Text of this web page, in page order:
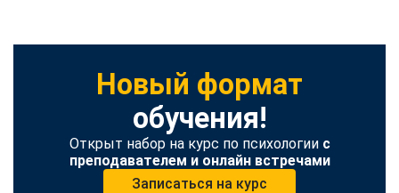
Новый формат
обучения!
Открыт набор на курс по психологии с
преподавателем и онлайн встречами
Записаться на курс